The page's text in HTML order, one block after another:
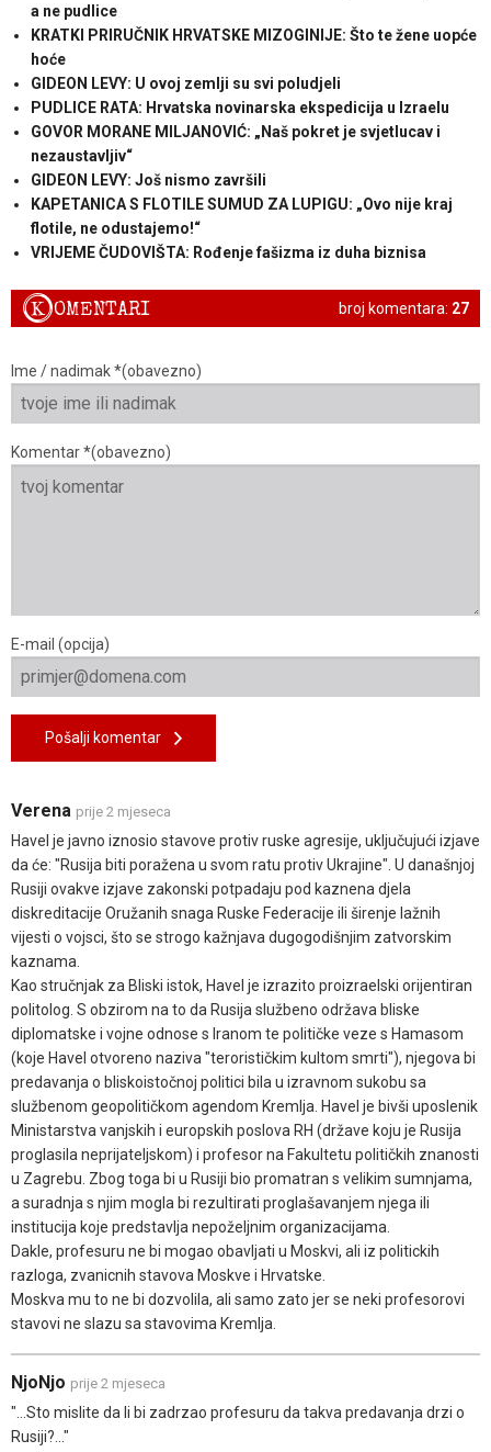
a ne pudlice
KRATKI PRIRUČNIK HRVATSKE MIZOGINIJE: Što te žene uopće
hoće
GIDEON LEVY: U ovoj zemlji su svi poludjeli
PUDLICE RATA: Hrvatska novinarska ekspedicija u Izraelu
GOVOR MORANE MILJANOVIĆ: „Naš pokret je svjetlucav i
nezaustavljiv“
GIDEON LEVY: Još nismo završili
KAPETANICA S FLOTILE SUMUD ZA LUPIGU: „Ovo nije kraj
flotile, ne odustajemo!“
VRIJEME ČUDOVIŠTA: Rođenje fašizma iz duha biznisa
broj komentara: 27
KOMENTARI
Ime / nadimak *(obavezno)
Komentar *(obavezno)
E-mail (opcija)
Pošalji komentar
Verena prije 2 mjeseca
Havel je javno iznosio stavove protiv ruske agresije, uključujući izjave
da će: "Rusija biti poražena u svom ratu protiv Ukrajine". U današnjoj
Rusiji ovakve izjave zakonski potpadaju pod kaznena djela
diskreditacije Oružanih snaga Ruske Federacije ili širenje lažnih
vijesti o vojsci, što se strogo kažnjava dugogodišnjim zatvorskim
kaznama.
Kao stručnjak za Bliski istok, Havel je izrazito proizraelski orijentiran
politolog. S obzirom na to da Rusija službeno održava bliske
diplomatske i vojne odnose s Iranom te političke veze s Hamasom
(koje Havel otvoreno naziva "terorističkim kultom smrti"), njegova bi
predavanja o bliskoistočnoj politici bila u izravnom sukobu sa
službenom geopolitičkom agendom Kremlja. Havel je bivši uposlenik
Ministarstva vanjskih i europskih poslova RH (države koju je Rusija
proglasila neprijateljskom) i profesor na Fakultetu političkih znanosti
u Zagrebu. Zbog toga bi u Rusiji bio promatran s velikim sumnjama,
a suradnja s njim mogla bi rezultirati proglašavanjem njega ili
institucija koje predstavlja nepoželjnim organizacijama.
Dakle, profesuru ne bi mogao obavljati u Moskvi, ali iz politickih
razloga, zvanicnih stavova Moskve i Hrvatske.
Moskva mu to ne bi dozvolila, ali samo zato jer se neki profesorovi
stavovi ne slazu sa stavovima Kremlja.
NjoNjo prije 2 mjeseca
"...Sto mislite da li bi zadrzao profesuru da takva predavanja drzi o
Rusiji?..."